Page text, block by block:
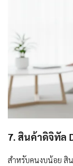
7. สินค้าดิจิทัล
สำหรับคนงบน้อย สิ